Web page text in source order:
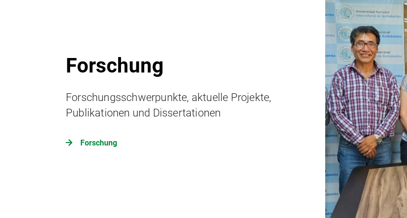
Forschung
Forschungsschwerpunkte, aktuelle Projekte,
Publikationen und Dissertationen
Forschung